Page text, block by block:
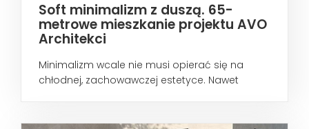
Soft minimalizm z duszą. 65-
metrowe mieszkanie projektu AVO
Architekci
Minimalizm wcale nie musi opierać się na
chłodnej, zachowawczej estetyce. Nawet